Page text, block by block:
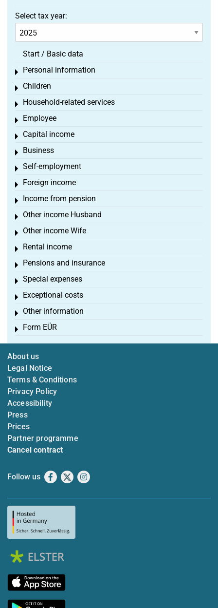
Select tax year:
Start / Basic data
Personal information
Toggle menu
Children
Toggle menu
Household-related services
Toggle menu
Employee
Toggle menu
Capital income
Toggle menu
Business
Toggle menu
Self-employment
Toggle menu
Foreign income
Toggle menu
Income from pension
Toggle menu
Other income Husband
Toggle menu
Other income Wife
Toggle menu
Rental income
Toggle menu
Pensions and insurance
Toggle menu
Special expenses
Toggle menu
Exceptional costs
Toggle menu
Other information
Toggle menu
Form EÜR
Toggle menu
About us
Legal Notice
Terms & Conditions
Privacy Policy
Accessibility
Press
Prices
Partner programme
Cancel contract
Follow us Facebook
X Instagram